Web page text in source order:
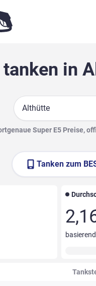
in
Suche
Super E5 Preise,
Tanken zum